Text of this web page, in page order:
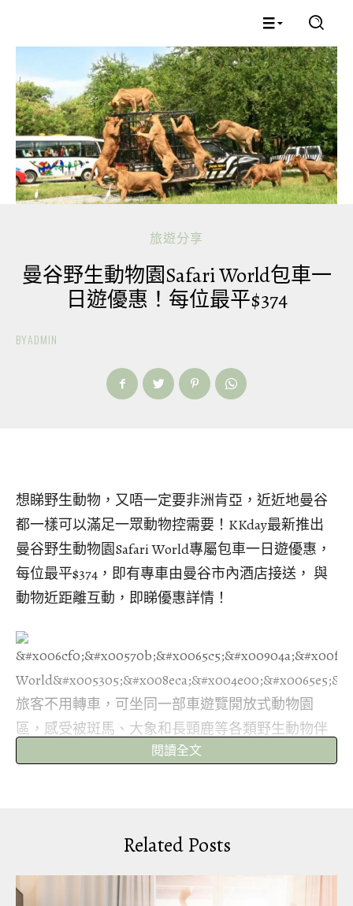
旅遊分享
曼谷野生動物園Safari World包車一
日遊優惠！每位最平$374
BYADMIN
想睇野生動物，又唔一定要非洲肯亞，近近地曼谷
都一樣可以滿足一眾動物控需要！KKday最新推出
曼谷野生動物園Safari World專屬包車一日遊優惠，
每位最平$374，即有專車由曼谷市內酒店接送， 與
動物近距離互動，即睇優惠詳情！
旅客不用轉車，可坐同一部車遊覽開放式動物園
區，感受被斑馬、大象和長頸鹿等各類野生動物伴
專車接送＋遊覽開放式動物園區
KKday推出曼谷野生動物園Safari World專屬包車一
日遊優惠，成人$374起、小童$350起，即有專車由曼
閱讀全文
Related Posts